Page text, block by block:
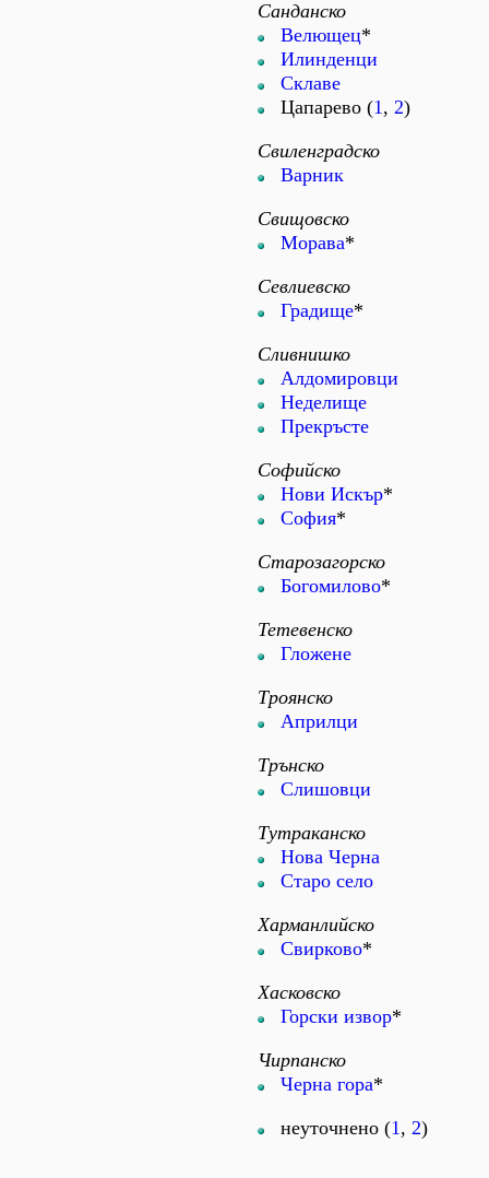
Санданско
Велющец*
Илинденци
Склаве
Цапарево (1, 2)
Свиленградско
Варник
Свищовско
Морава*
Севлиевско
Градище*
Сливнишко
Алдомировци
Неделище
Прекръсте
Софийско
Нови Искър*
София*
Старозагорско
Богомилово*
Тетевенско
Гложене
Троянско
Априлци
Трънско
Слишовци
Тутраканско
Нова Черна
Старо село
Харманлийско
Свирково*
Хасковско
Горски извор*
Чирпанско
Черна гора*
неуточнено (1, 2)